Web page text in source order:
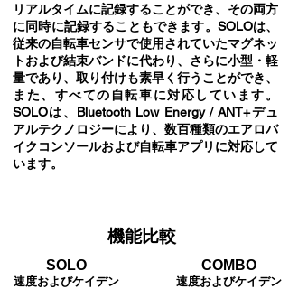
リアルタイムに記録することができ、その両方
に同時に記録することもできます。SOLOは、
従来の自転車センサで使用されていたマグネッ
トおよび結束バンドに代わり、さらに小型・軽
量であり、取り付けも素早く行うことができ、
また、すべての自転車に対応しています。
SOLOは、Bluetooth Low Energy / ANT+デュ
アルテクノロジーにより、数百種類のエアロバ
イクコンソールおよび自転車アプリに対応して
います。
機能比較
SOLO
速度およびケイデン
COMBO
速度およびケイデン